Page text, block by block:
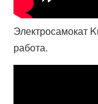
Электросамокат
работа.